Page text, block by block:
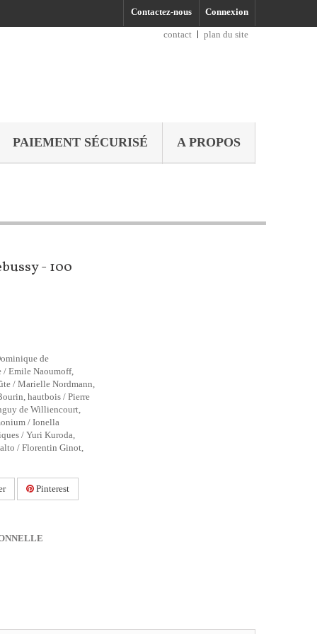
Connexion
Contactez-nous
contact plan du site
PAIEMENT SÉCURISÉ A PROPOS
- 100
de
Emile Naoumoff,
/ Marielle Nordmann,
hautbois / Pierre
de Williencourt,
/ Ionella
/ Yuri Kuroda,
/ Florentin Ginot,
Pinterest